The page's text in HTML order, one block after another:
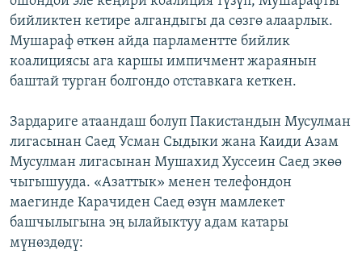
бийликтен кетире алгандыгы да сөзгө алаарлык.
Мушараф өткөн айда парламентте бийлик
коалициясы ага каршы импичмент жараянын
баштай турган болгондо отставкага кеткен.
Зардариге атаандаш болуп Пакистандын Мусулман
лигасынан Саед Усман Сыдыки жана Каиди Азам
Мусулман лигасынан Мушахид Хуссеин Саед экөө
чыгышууда. «Азаттык» менен телефондон
маегинде Карачиден Саед өзүн мамлекет
башчылыгына эң ылайыктуу адам катары
мүнөздөдү: